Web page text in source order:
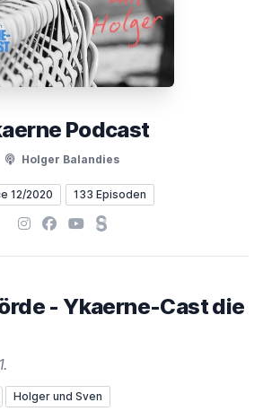
Podcast
Holger Balandies
12/2020 133 Episoden
Instagram
Facebook
YouTubeSteady
- Ykaerne-Cast die
Holger und Sven